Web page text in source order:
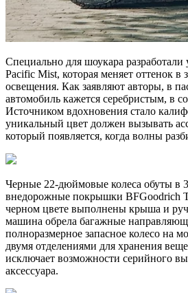
Специально для шоукара
Pacific Mist, которая меняет оттенок в
освещения. Как заявляют авторы, в
автомобиль кажется серебристым, в
Источником вдохновения стало
уникальный цвет должен вызывать
который появляется, когда волны
Черные 22-дюймовые колеса обуты в
внедорожные покрышки BFGoodrich
черном цвете выполнены крыша и
машина обрела багажные
полноразмерное запасное колесо на
двумя отделениями для хранения
исключает возможности серийного
аксессуара.